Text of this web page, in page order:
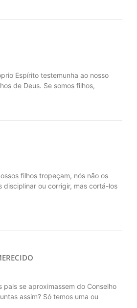
Espírito testemunha ao nosso
de Deus. Se somos filhos,
filhos tropeçam, nós não os
disciplinar ou corrigir, mas cortá-los
pais se aproximassem do Conselho
assim? Só temos uma ou